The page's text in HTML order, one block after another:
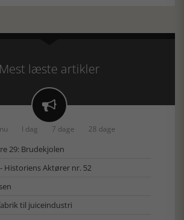
Mest læste artikler

I dag 7 dage 28 dage
29: Brudekjolen
Historiens Aktører nr. 52
til juiceindustri